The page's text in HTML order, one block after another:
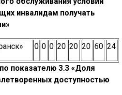
инвалидам получать
0 0 0 20 20 20 60 24
показателю 3.3 «Доля
доступностью